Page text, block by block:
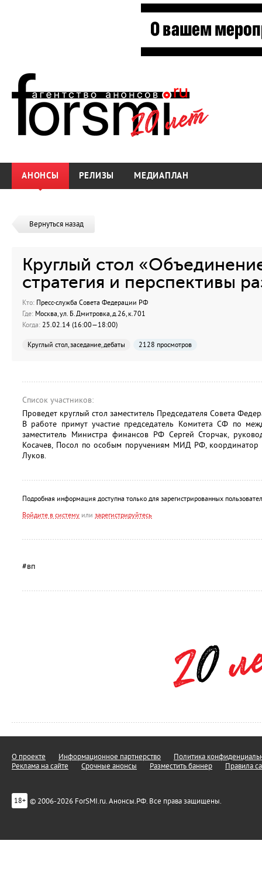
АНОНСЫ РЕЛИЗЫ МЕДИАПЛАН
Вернуться назад
Круглый стол
стратегия и перспективы
Кто: Пресс-служба Совета Федерации РФ
Где: Москва, ул. Б.Дмитровка, д.26, к.701
Когда: 25.02.14 (16:00—18:00)
Круглый стол, заседание, дебаты 2128 просмотров
Список участников:
Проведет круглый стол заместитель Председателя Совета
В работе примут участие председатель Комитета СФ по
заместитель Министра финансов РФ Сергей Сторчак,
Косачев, Посол по особым поручениям МИД РФ,
Луков.
Подробная информация доступна только для зарегистрированных
Войдите в систему или зарегистрируйтесь
#вп
О проекте Информационное партнерство
Политика
Реклама на сайте
Срочные анонсы Разместить баннер Правила
18+ © 2006-2026 ForSMI.ru. Анонсы.РФ. Все права защищены.